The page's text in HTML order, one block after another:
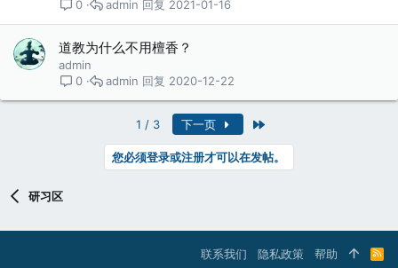
0
2021-01-16
admin
道教为什么不用檀香？
admin
0
2020-12-22
admin
1 / 3 下一页
您必须登录或注册才可以在发帖。
研习区
联系我们 隐私政策 帮助
R
S